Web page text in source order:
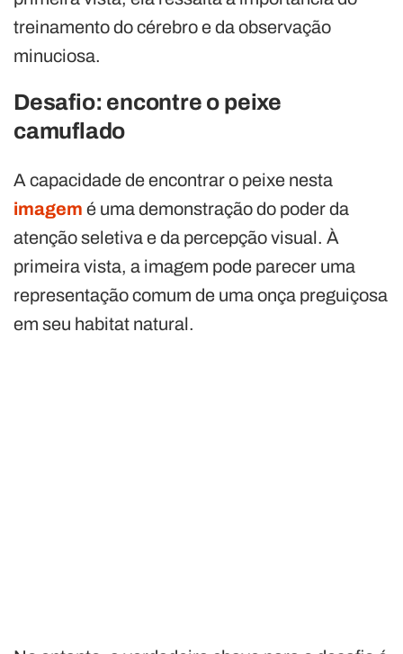
treinamento do cérebro e da observação
minuciosa.
Desafio: encontre o peixe
camuflado
A capacidade de encontrar o peixe nesta
imagem é uma demonstração do poder da
atenção seletiva e da percepção visual. À
primeira vista, a imagem pode parecer uma
representação comum de uma onça preguiçosa
em seu habitat natural.